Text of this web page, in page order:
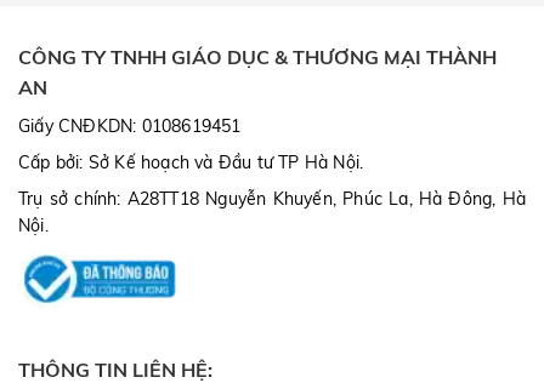
CÔNG TY TNHH GIÁO DỤC & THƯƠNG MẠI THÀNH
AN
Giấy CNĐKDN: 0108619451
Cấp bởi: Sở Kế hoạch và Đầu tư TP Hà Nội.
Trụ sở chính: A28TT18 Nguyễn Khuyến, Phúc La, Hà Đông, Hà
Nội.
THÔNG TIN LIÊN HỆ: